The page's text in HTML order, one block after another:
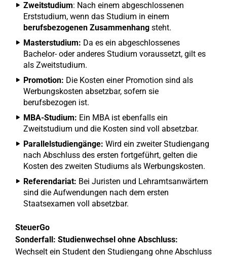
Zweitstudium: Nach einem abgeschlossenen
Erststudium, wenn das Studium in einem
berufsbezogenen Zusammenhang steht.
Masterstudium: Da es ein abgeschlossenes
Bachelor- oder anderes Studium voraussetzt, gilt es
als Zweitstudium.
Promotion: Die Kosten einer Promotion sind als
Werbungskosten absetzbar, sofern sie
berufsbezogen ist.
MBA-Studium: Ein MBA ist ebenfalls ein
Zweitstudium und die Kosten sind voll absetzbar.
Parallelstudiengänge: Wird ein zweiter Studiengang
nach Abschluss des ersten fortgeführt, gelten die
Kosten des zweiten Studiums als Werbungskosten.
Referendariat: Bei Juristen und Lehramtsanwärtern
sind die Aufwendungen nach dem ersten
Staatsexamen voll absetzbar.
SteuerGo
Sonderfall: Studienwechsel ohne Abschluss:
Wechselt ein Student den Studiengang ohne Abschluss